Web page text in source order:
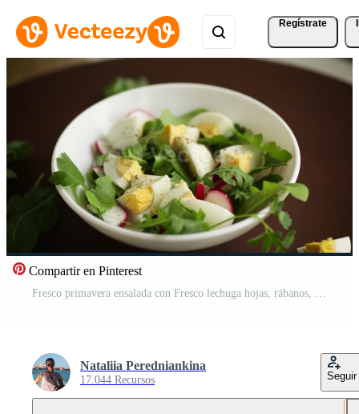
Regístrate
Compartir en Pinterest
Fresco primavera ensalada con Fresco lechuga hojas, rábanos, hervido huevos en un cuenco Vídeo Pro
Nataliia Peredniankina
17.044 Recursos Seguir